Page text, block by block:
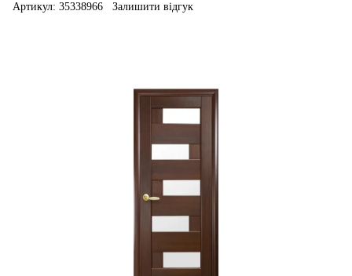
Артикул: 35338966 Залишити відгук